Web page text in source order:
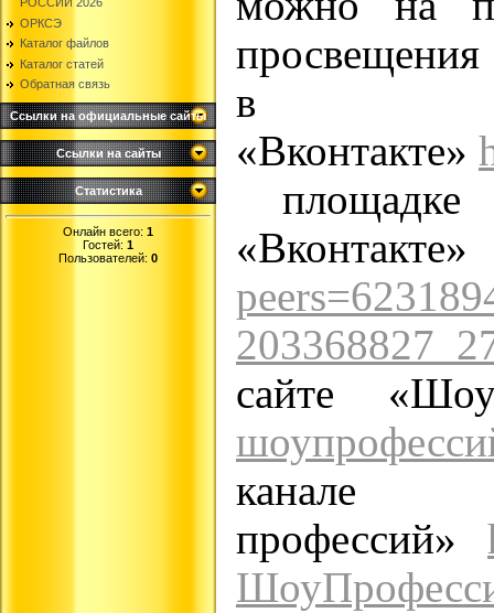
РОССИИ 2026
ОРКСЭ
Каталог файлов
Каталог статей
Обратная связь
Ссылки на официальные сайты
Ссылки на сайты
Статистика
Онлайн всего: 1
Гостей: 1
Пользователей: 0
в
«Вконтакте»
сайте
профессий»